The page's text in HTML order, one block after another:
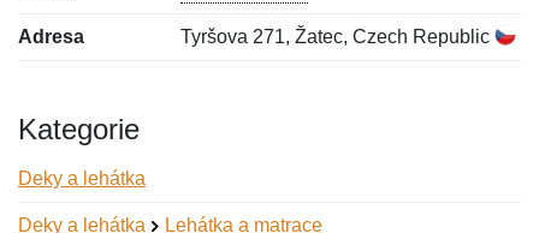
Adresa Tyršova 271, Žatec, Czech Republic
Kategorie
Deky a lehátka
Deky a lehátka Lehátka a matrace